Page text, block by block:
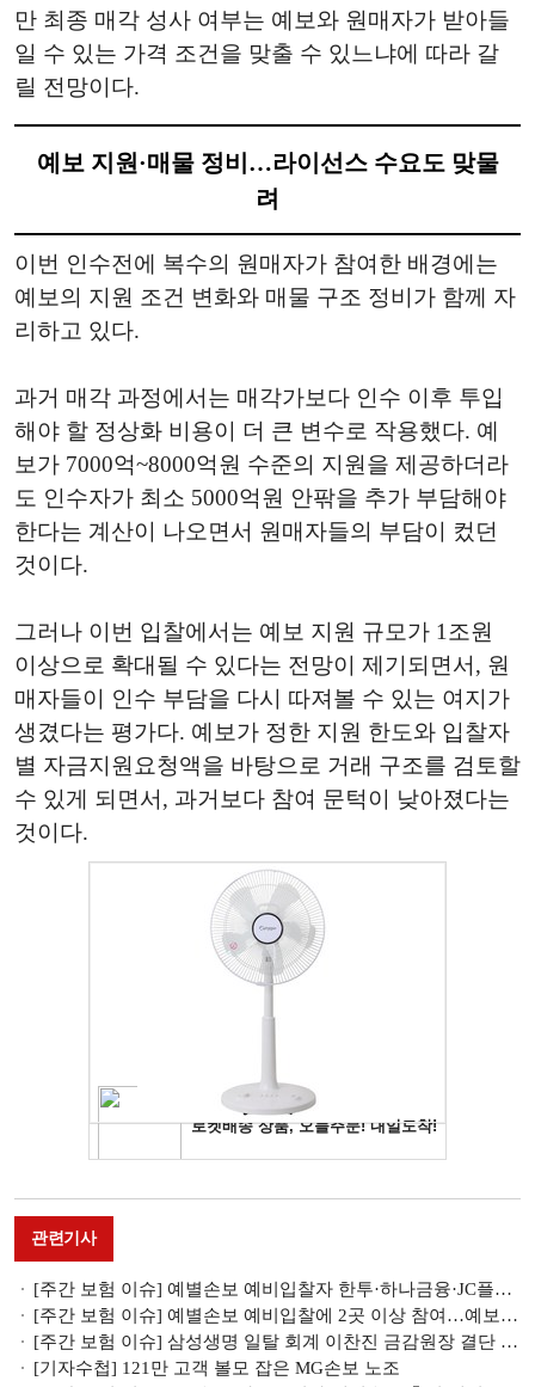
만 최종 매각 성사 여부는 예보와 원매자가 받아들
일 수 있는 가격 조건을 맞출 수 있느냐에 따라 갈
릴 전망이다.
예보 지원·매물 정비…라이선스 수요도 맞물
려
이번 인수전에 복수의 원매자가 참여한 배경에는
예보의 지원 조건 변화와 매물 구조 정비가 함께 자
리하고 있다.
과거 매각 과정에서는 매각가보다 인수 이후 투입
해야 할 정상화 비용이 더 큰 변수로 작용했다. 예
보가 7000억~8000억원 수준의 지원을 제공하더라
도 인수자가 최소 5000억원 안팎을 추가 부담해야
한다는 계산이 나오면서 원매자들의 부담이 컸던
것이다.
그러나 이번 입찰에서는 예보 지원 규모가 1조원
이상으로 확대될 수 있다는 전망이 제기되면서, 원
매자들이 인수 부담을 다시 따져볼 수 있는 여지가
생겼다는 평가다. 예보가 정한 지원 한도와 입찰자
별 자금지원요청액을 바탕으로 거래 구조를 검토할
수 있게 되면서, 과거보다 참여 문턱이 낮아졌다는
것이다.
관련기사
[주간 보험 이슈] 예별손보 예비입찰자 한투·하나금융·JC플라워…완주 가능성은 外
[주간 보험 이슈] 예별손보 예비입찰에 2곳 이상 참여…예보 지원 여부가 매각 가늠좌 外
[주간 보험 이슈] 삼성생명 일탈 회계 이찬진 금감원장 결단 내릴까…"잠정적 방향 결정 근본 해결" 外
[기자수첩] 121만 고객 볼모 잡은 MG손보 노조